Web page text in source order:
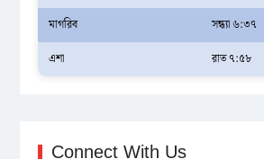
মাগরিব
সন্ধ্যা ৬:৩৭
এশা
রাত ৭:৫৮
Connect With Us